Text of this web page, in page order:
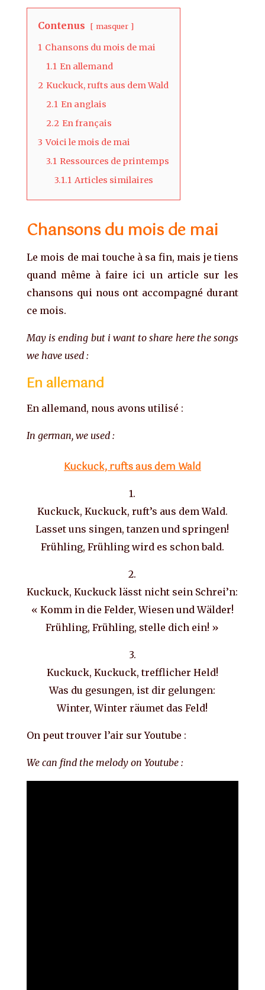
Contenus masquer
1 Chansons du mois de mai
1.1 En allemand
2 Kuckuck, rufts aus dem Wald
2.1 En anglais
2.2 En français
3 Voici le mois de mai
3.1 Ressources de printemps
3.1.1 Articles similaires
Chansons du mois de mai
Le mois de mai touche à sa fin, mais je tiens
quand même à faire ici un article sur les
chansons qui nous ont accompagné durant
ce mois.
May is ending but i want to share here the songs
we have used :
En allemand
En allemand, nous avons utilisé :
In german, we used :
Kuckuck, rufts aus dem Wald
1.
Kuckuck, Kuckuck, ruft’s aus dem Wald.
Lasset uns singen, tanzen und springen!
Frühling, Frühling wird es schon bald.
2.
Kuckuck, Kuckuck lässt nicht sein Schrei’n:
« Komm in die Felder, Wiesen und Wälder!
Frühling, Frühling, stelle dich ein! »
3.
Kuckuck, Kuckuck, trefflicher Held!
Was du gesungen, ist dir gelungen:
Winter, Winter räumet das Feld!
On peut trouver l’air sur Youtube :
We can find the melody on Youtube :